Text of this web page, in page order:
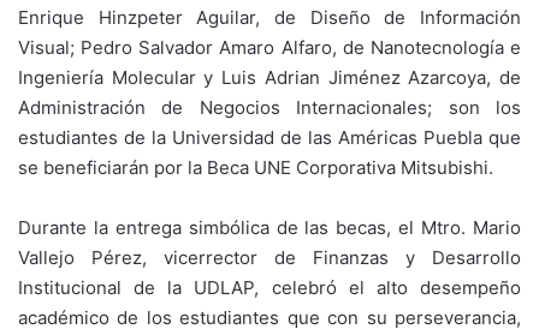
Enrique Hinzpeter Aguilar, de Diseño de Información
Visual; Pedro Salvador Amaro Alfaro, de Nanotecnología e
Ingeniería Molecular y Luis Adrian Jiménez Azarcoya, de
Administración de Negocios Internacionales; son los
estudiantes de la Universidad de las Américas Puebla que
se beneficiarán por la Beca UNE Corporativa Mitsubishi.
Durante la entrega simbólica de las becas, el Mtro. Mario
Vallejo Pérez, vicerrector de Finanzas y Desarrollo
Institucional de la UDLAP, celebró el alto desempeño
académico de los estudiantes que con su perseverancia,